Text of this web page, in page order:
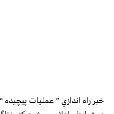
خبر راه اندازي ” عمليات